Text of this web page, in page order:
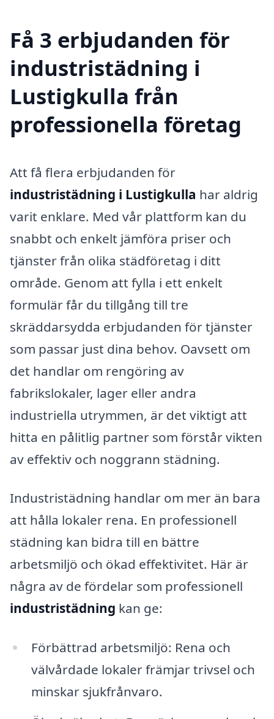
Få 3 erbjudanden för
industristädning i
Lustigkulla från
professionella företag
Att få flera erbjudanden för
industristädning i Lustigkulla har aldrig
varit enklare. Med vår plattform kan du
snabbt och enkelt jämföra priser och
tjänster från olika städföretag i ditt
område. Genom att fylla i ett enkelt
formulär får du tillgång till tre
skräddarsydda erbjudanden för tjänster
som passar just dina behov. Oavsett om
det handlar om rengöring av
fabrikslokaler, lager eller andra
industriella utrymmen, är det viktigt att
hitta en pålitlig partner som förstår vikten
av effektiv och noggrann städning.
Industristädning handlar om mer än bara
att hålla lokaler rena. En professionell
städning kan bidra till en bättre
arbetsmiljö och ökad effektivitet. Här är
några av de fördelar som professionell
industristädning kan ge:
Förbättrad arbetsmiljö: Rena och
välvårdade lokaler främjar trivsel och
minskar sjukfrånvaro.